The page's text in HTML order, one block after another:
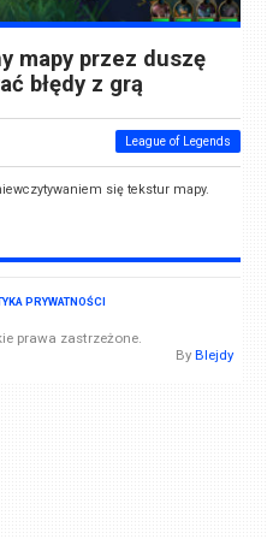
mapy przez duszę
błędy z grą
League of Legends
się tekstur mapy.
PRYWATNOŚCI
prawa zastrzeżone.
By Blejdy